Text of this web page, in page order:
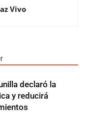
Vivo
declaró la
y reducirá